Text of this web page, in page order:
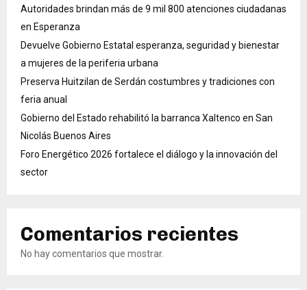
Autoridades brindan más de 9 mil 800 atenciones ciudadanas
en Esperanza
Devuelve Gobierno Estatal esperanza, seguridad y bienestar
a mujeres de la periferia urbana
Preserva Huitzilan de Serdán costumbres y tradiciones con
feria anual
Gobierno del Estado rehabilitó la barranca Xaltenco en San
Nicolás Buenos Aires
Foro Energético 2026 fortalece el diálogo y la innovación del
sector
Comentarios recientes
No hay comentarios que mostrar.